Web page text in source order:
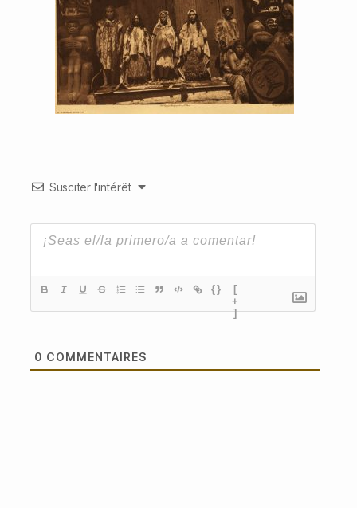
Susciter l'intérêt
{}
[
+
]
0 COMMENTAIRES